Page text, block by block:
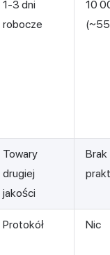
1-3 dni
robocze
10
Towary
drugiej
jakości
Brak
Protokół Nic